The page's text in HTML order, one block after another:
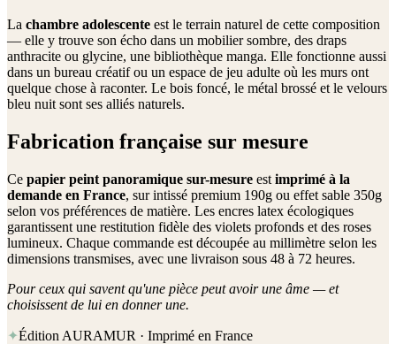
La chambre adolescente est le terrain naturel de cette composition
— elle y trouve son écho dans un mobilier sombre, des draps
anthracite ou glycine, une bibliothèque manga. Elle fonctionne aussi
dans un bureau créatif ou un espace de jeu adulte où les murs ont
quelque chose à raconter. Le bois foncé, le métal brossé et le velours
bleu nuit sont ses alliés naturels.
Fabrication française sur mesure
Ce papier peint panoramique sur-mesure est imprimé à la
demande en France, sur intissé premium 190g ou effet sable 350g
selon vos préférences de matière. Les encres latex écologiques
garantissent une restitution fidèle des violets profonds et des roses
lumineux. Chaque commande est découpée au millimètre selon les
dimensions transmises, avec une livraison sous 48 à 72 heures.
Pour ceux qui savent qu'une pièce peut avoir une âme — et
choisissent de lui en donner une.
✦Édition AURAMUR · Imprimé en France